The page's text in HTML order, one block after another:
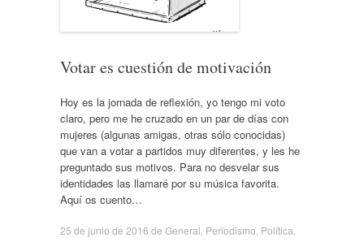
Votar es cuestión de motivación
Hoy es la jornada de reflexión, yo tengo mi voto
claro, pero me he cruzado en un par de días con
mujeres (algunas amigas, otras sólo conocidas)
que van a votar a partidos muy diferentes, y les he
preguntado sus motivos. Para no desvelar sus
identidades las llamaré por su música favorita.
Aquí os cuento…
25 de junio de 2016 de General Periodismo Política